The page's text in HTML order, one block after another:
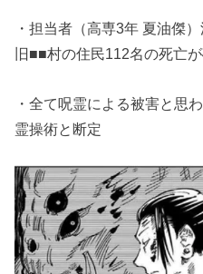
・担当者（高専3年 夏油傑
旧■■村の住民112名の死亡
・全て呪霊による被害と思
霊操術と断定